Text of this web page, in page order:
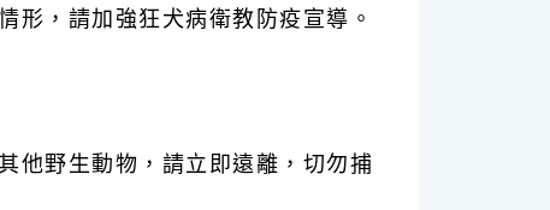
形，請加強狂犬病衛教防疫宣導。
他野生動物，請立即遠離，切勿捕